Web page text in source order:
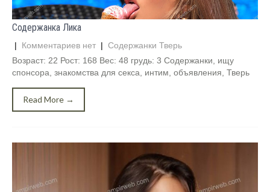
Содержанка Лика
| Комментариев нет | Содержанки Тверь
Возраст: 22 Рост: 168 Вес: 48 грудь: 3 Содержанки, ищу
спонсора, знакомства для секса, интим, объявления, Тверь
Read More →